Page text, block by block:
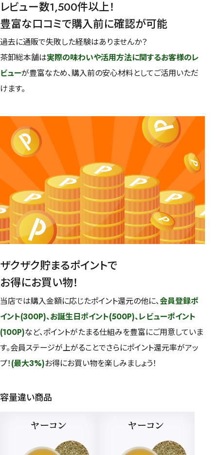
レビュー数1,500件以上！
豊富な口コミで購入前に確認が可能
過去に通販で失敗した経験はありませんか？
茶卸総本舗は実際の味わいや活用方法に関するお客様のレ
ビューが豊富なため、購入前の安心材料としてご活用いただ
けます。
ザクザク貯まるポイントで
お得にお買い物！
当店では購入金額に応じたポイント還元の他に、会員登録ポ
イント(300P)、お誕生日ポイント(500P)、レビューポイント
(100P)など、ポイントがたまる仕組みを豊富にご用意していま
す。会員ステージが上がることでさらにポイント還元率がアッ
プ！(最大3%)お得にお買い物を楽しみましょう！
容量違い商品